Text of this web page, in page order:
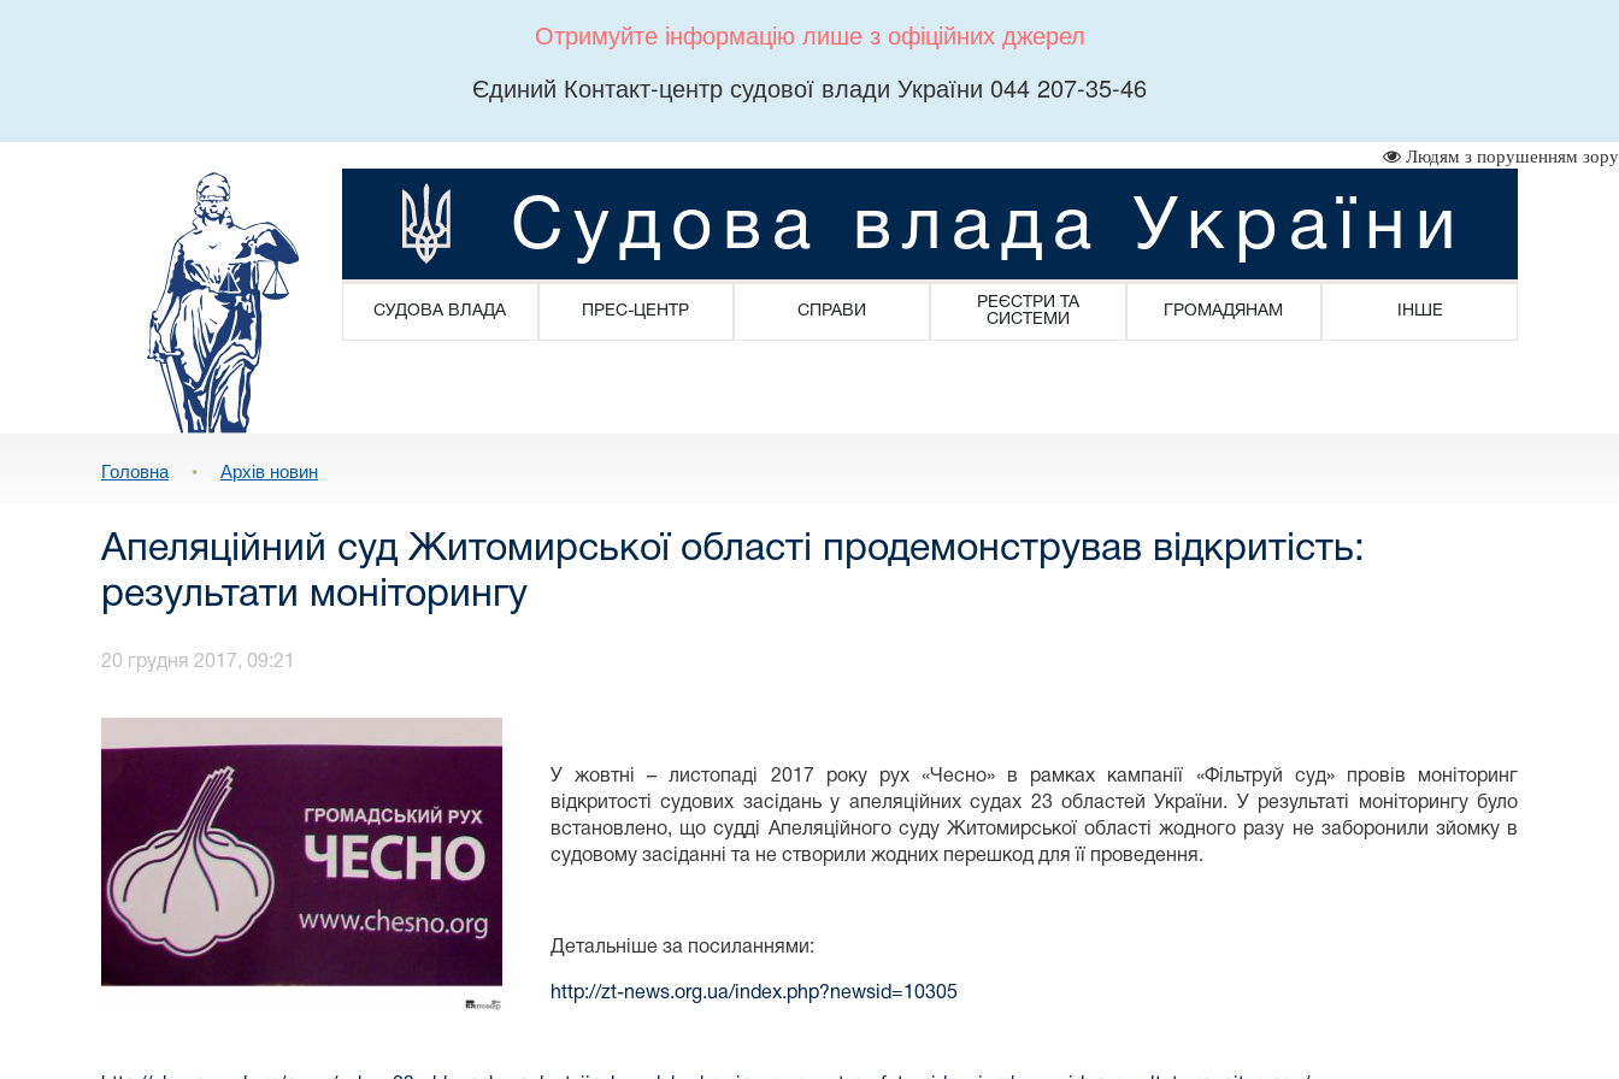
Отримуйте інформацію лише з офіційних джерел
Єдиний Контакт-центр судової влади України 044 207-35-46
Людям з порушенням зору
Судова влада України
СУДОВА ВЛАДА ПРЕС-ЦЕНТР СПРАВИ
РЕЄСТРИ ТА
СИСТЕМИ
ГРОМАДЯНАМ ІНШЕ
Головна • Архів новин
Апеляційний суд Житомирської області продемонстрував відкритість:
результати моніторингу
20 грудня 2017, 09:21
У жовтні – листопаді 2017 року рух «Чесно» в рамках кампанії «Фільтруй суд» провів моніторинг
відкритості судових засідань у апеляційних судах 23 областей України. У результаті моніторингу було
встановлено, що судді Апеляційного суду Житомирської області жодного разу не заборонили зйомку в
судовому засіданні та не створили жодних перешкод для її проведення.
Детальніше за посиланнями:
http://zt-news.org.ua/index.php?newsid=10305